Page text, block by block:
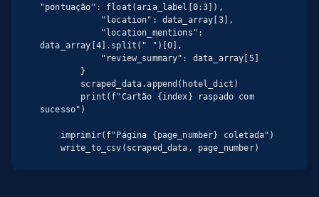
"pontuação": float(aria_label[0:3]),
data_array[4].split(" ")[0],
sucesso")
    write_to_csv(scraped_data, page_number)